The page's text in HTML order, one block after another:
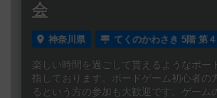
会
神奈川県 てくのかわさき 5階 第
楽しい時間を過ごして貰えるようなボー
指しております。ボードゲーム初心者の
るという方の参加も大歓迎です。ゲーム